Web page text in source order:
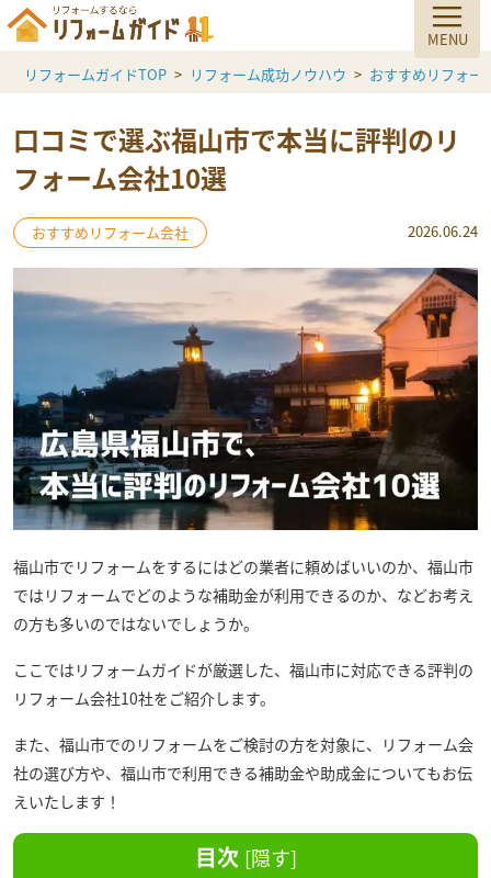
リフォームガイドTOP リフォーム成功ノウハウ おすすめリフォー
口コミで選ぶ福山市で本当に評判のリ
フォーム会社10選
おすすめリフォーム会社 2026.06.24
福山市でリフォームをするにはどの業者に頼めばいいのか、福山市
ではリフォームでどのような補助金が利用できるのか、などお考え
の方も多いのではないでしょうか。
ここではリフォームガイドが厳選した、福山市に対応できる評判の
リフォーム会社10社をご紹介します。
また、福山市でのリフォームをご検討の方を対象に、リフォーム会
社の選び方や、福山市で利用できる補助金や助成金についてもお伝
えいたします！
目次 [隠す]